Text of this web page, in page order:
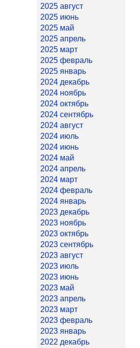
2025 август
2025 июнь
2025 май
2025 апрель
2025 март
2025 февраль
2025 январь
2024 декабрь
2024 ноябрь
2024 октябрь
2024 сентябрь
2024 август
2024 июль
2024 июнь
2024 май
2024 апрель
2024 март
2024 февраль
2024 январь
2023 декабрь
2023 ноябрь
2023 октябрь
2023 сентябрь
2023 август
2023 июль
2023 июнь
2023 май
2023 апрель
2023 март
2023 февраль
2023 январь
2022 декабрь